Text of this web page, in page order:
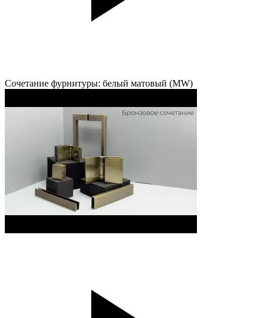
Сочетание фурнитуры: белый матовый (MW)